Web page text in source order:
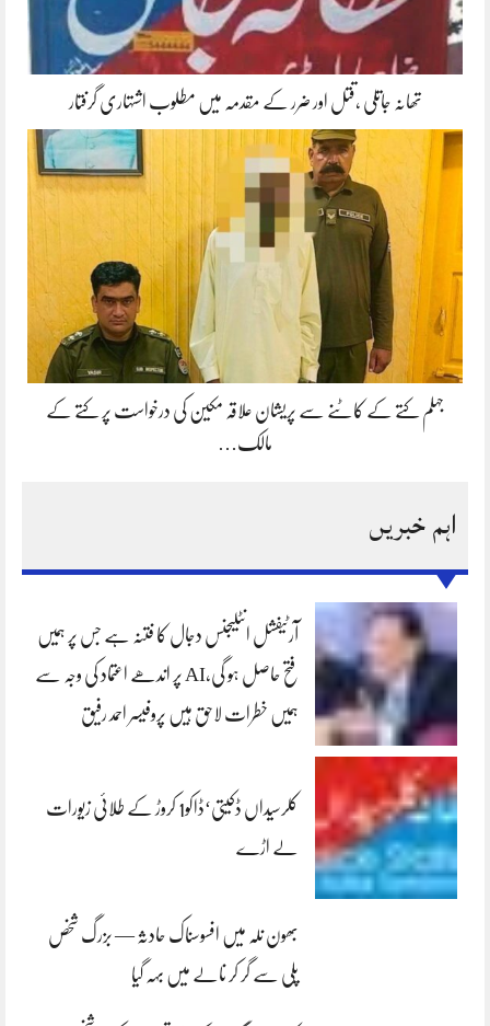
تھانہ جاتلی ،قتل اور ضرر کے مقدمہ میں مطلوب اشتہاری گرفتار
جہلم کتے کے کاٹنے سے پریشان علاقہ مکین کی درخواست پر کتے کے
مالک…
اہم خبریں
آرٹیفشل انٹلیجنس دجال کا فتنہ ہے جس پر ہمیں
فتح حاصل ہو گی،AI پر اندھے اعتماد کی وجہ سے
ہمیں خطرات لاحق ہیں پروفیسر احمد رفیق
کلرسیداں ڈکیتی‘ڈاکو1 کروڑ کے طلائی زیورات
لے اڑے
بھون نلہ میں افسوسناک حادثہ — بزرگ شخص
پلی سے گر کر نالے میں بہہ گیا